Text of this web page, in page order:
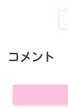
コメント